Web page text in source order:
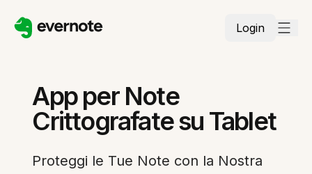
Login
App per Note
Crittografate su Tablet
Proteggi le Tue Note con la Nostra